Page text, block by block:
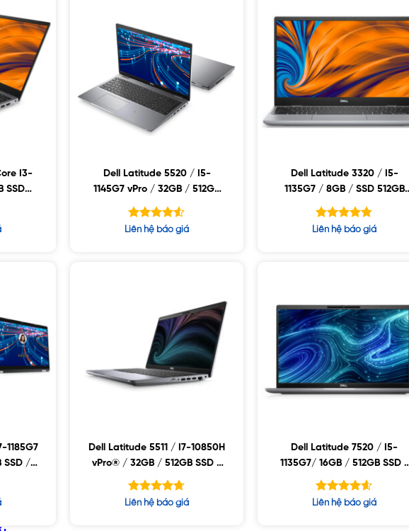
I3-
SSD
Dell Latitude 5520 / I5-
1145G7 vPro / 32GB / 512GB
SSD / MX450 / 15.6FHD /
FHD+IR CAMERA / WIN10
Được xếp
Liên hệ báo giá
Dell Latitude 3320 / I5-
1135G7 / 8GB / SSD 512GB
PCIE / 13.3 FHD
Được xếp
Liên hệ báo giá
1185G7
SSD /
Dell Latitude 5511 / I7-10850H
vPro® / 32GB / 512GB SSD /
MX250 / 15.6FHD WVA /
Được xếp
Liên hệ báo giá
Dell Latitude 7520 / I5-
1135G7/ 16GB / 512GB SSD /
15.6FHD / FHD IR CAMERA /
Được xếp
Liên hệ báo giá